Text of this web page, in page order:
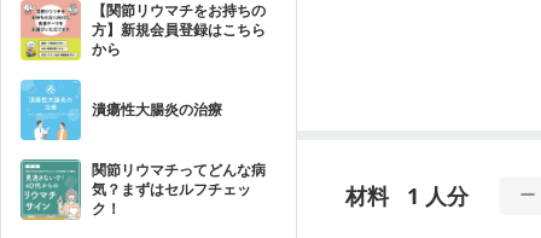
【関節リウマチをお持ちの
方】新規会員登録はこちら
から
潰瘍性大腸炎の治療
関節リウマチってどんな病
気？まずはセルフチェッ
ク！
材料 1 人分